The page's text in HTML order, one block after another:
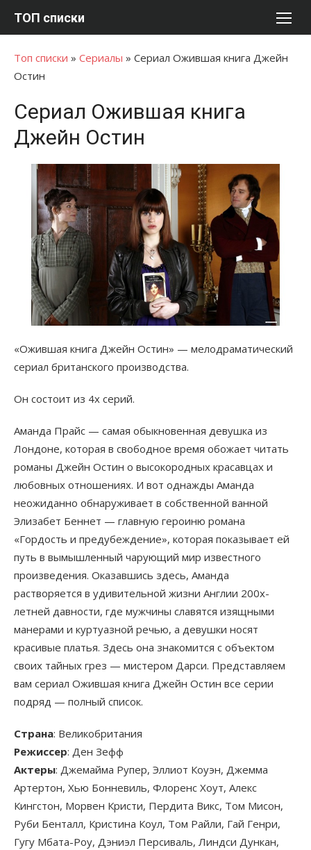
ТОП списки
Топ списки » Сериалы » Сериал Ожившая книга Джейн
Остин
Сериал Ожившая книга
Джейн Остин
«Ожившая книга Джейн Остин» — мелодраматический
сериал британского производства.
Он состоит из 4х серий.
Аманда Прайс — самая обыкновенная девушка из
Лондоне, которая в свободное время обожает читать
романы Джейн Остин о высокородных красавцах и
любовных отношениях. И вот однажды Аманда
неожиданно обнаруживает в собственной ванной
Элизабет Беннет — главную героиню романа
«Гордость и предубеждение», которая показывает ей
путь в вымышленный чарующий мир известного
произведения. Оказавшись здесь, Аманда
растворяется в удивительной жизни Англии 200х-
летней давности, где мужчины славятся изящными
манерами и куртуазной речью, а девушки носят
красивые платья. Здесь она знакомится с объектом
своих тайных грез — мистером Дарси. Представляем
вам сериал Ожившая книга Джейн Остин все серии
подряд — полный список.
Страна: Великобритания
Режиссер: Ден Зефф
Актеры: Джемайма Рупер, Эллиот Коуэн, Джемма
Артертон, Хью Бонневиль, Флоренс Хоут, Алекс
Кингстон, Морвен Кристи, Пердита Викс, Том Мисон,
Руби Бенталл, Кристина Коул, Том Райли, Гай Генри,
Гугу Мбата-Роу, Дэниэл Персиваль, Линдси Дункан,